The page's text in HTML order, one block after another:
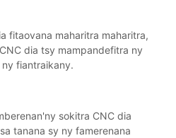
fitaovana maharitra maharitra,
dia tsy mampandefitra ny
fiantraikany.
sokitra CNC dia
tanana sy ny famerenana